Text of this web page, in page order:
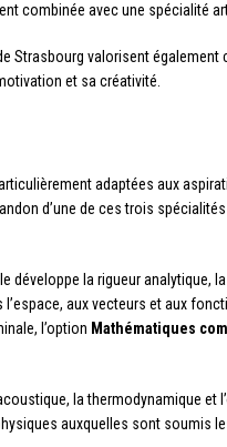
combinée avec une spécialité
Strasbourg valorisent
et sa créativité.
adaptées aux
d’une de ces trois
la rigueur analytique,
aux vecteurs et aux
l’option Mathématiques
la thermodynamique et
auxquelles sont soumis